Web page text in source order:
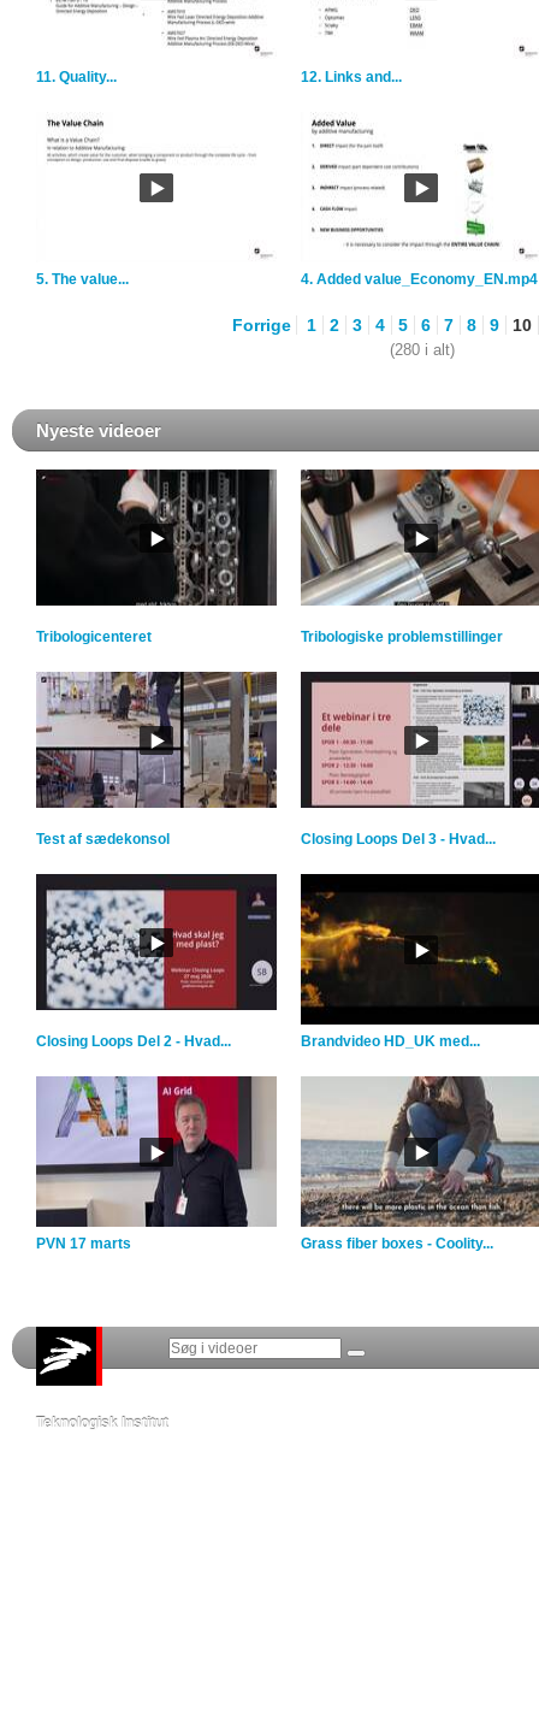
11. Quality... 12. Links and...
5. The value... 4. Added value_Economy_EN.mp4
Forrige 1 2 3 4 5 6 7 8 9 10
(280 i alt)
Nyeste videoer
Tribologicenteret Tribologiske problemstillinger
Test af sædekonsol Closing Loops Del 3 - Hvad...
Closing Loops Del 2 - Hvad... Brandvideo HD_UK med...
PVN 17 marts Grass fiber boxes - Coolity...
Teknologisk Institut